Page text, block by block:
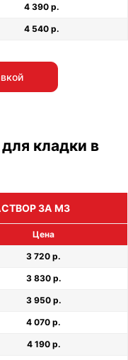
4 390 р.
4 540 р.
кладки в
ЗА М3
Цена
3 720 р.
3 830 р.
3 950 р.
4 070 р.
4 190 р.